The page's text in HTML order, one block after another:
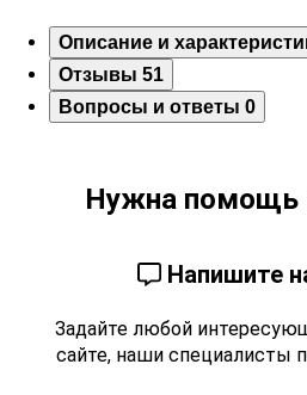
Описание и
Отзывы 51
Вопросы и ответы 0
Нужна помощь
Напишите
Задайте любой
сайте, наши специалисты